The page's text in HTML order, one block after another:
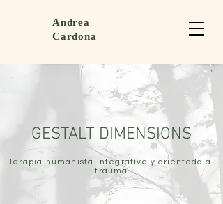
Andrea
Cardona
GESTALT DIMENSIONS
Terapia humanista integrativa y orientada al
trauma